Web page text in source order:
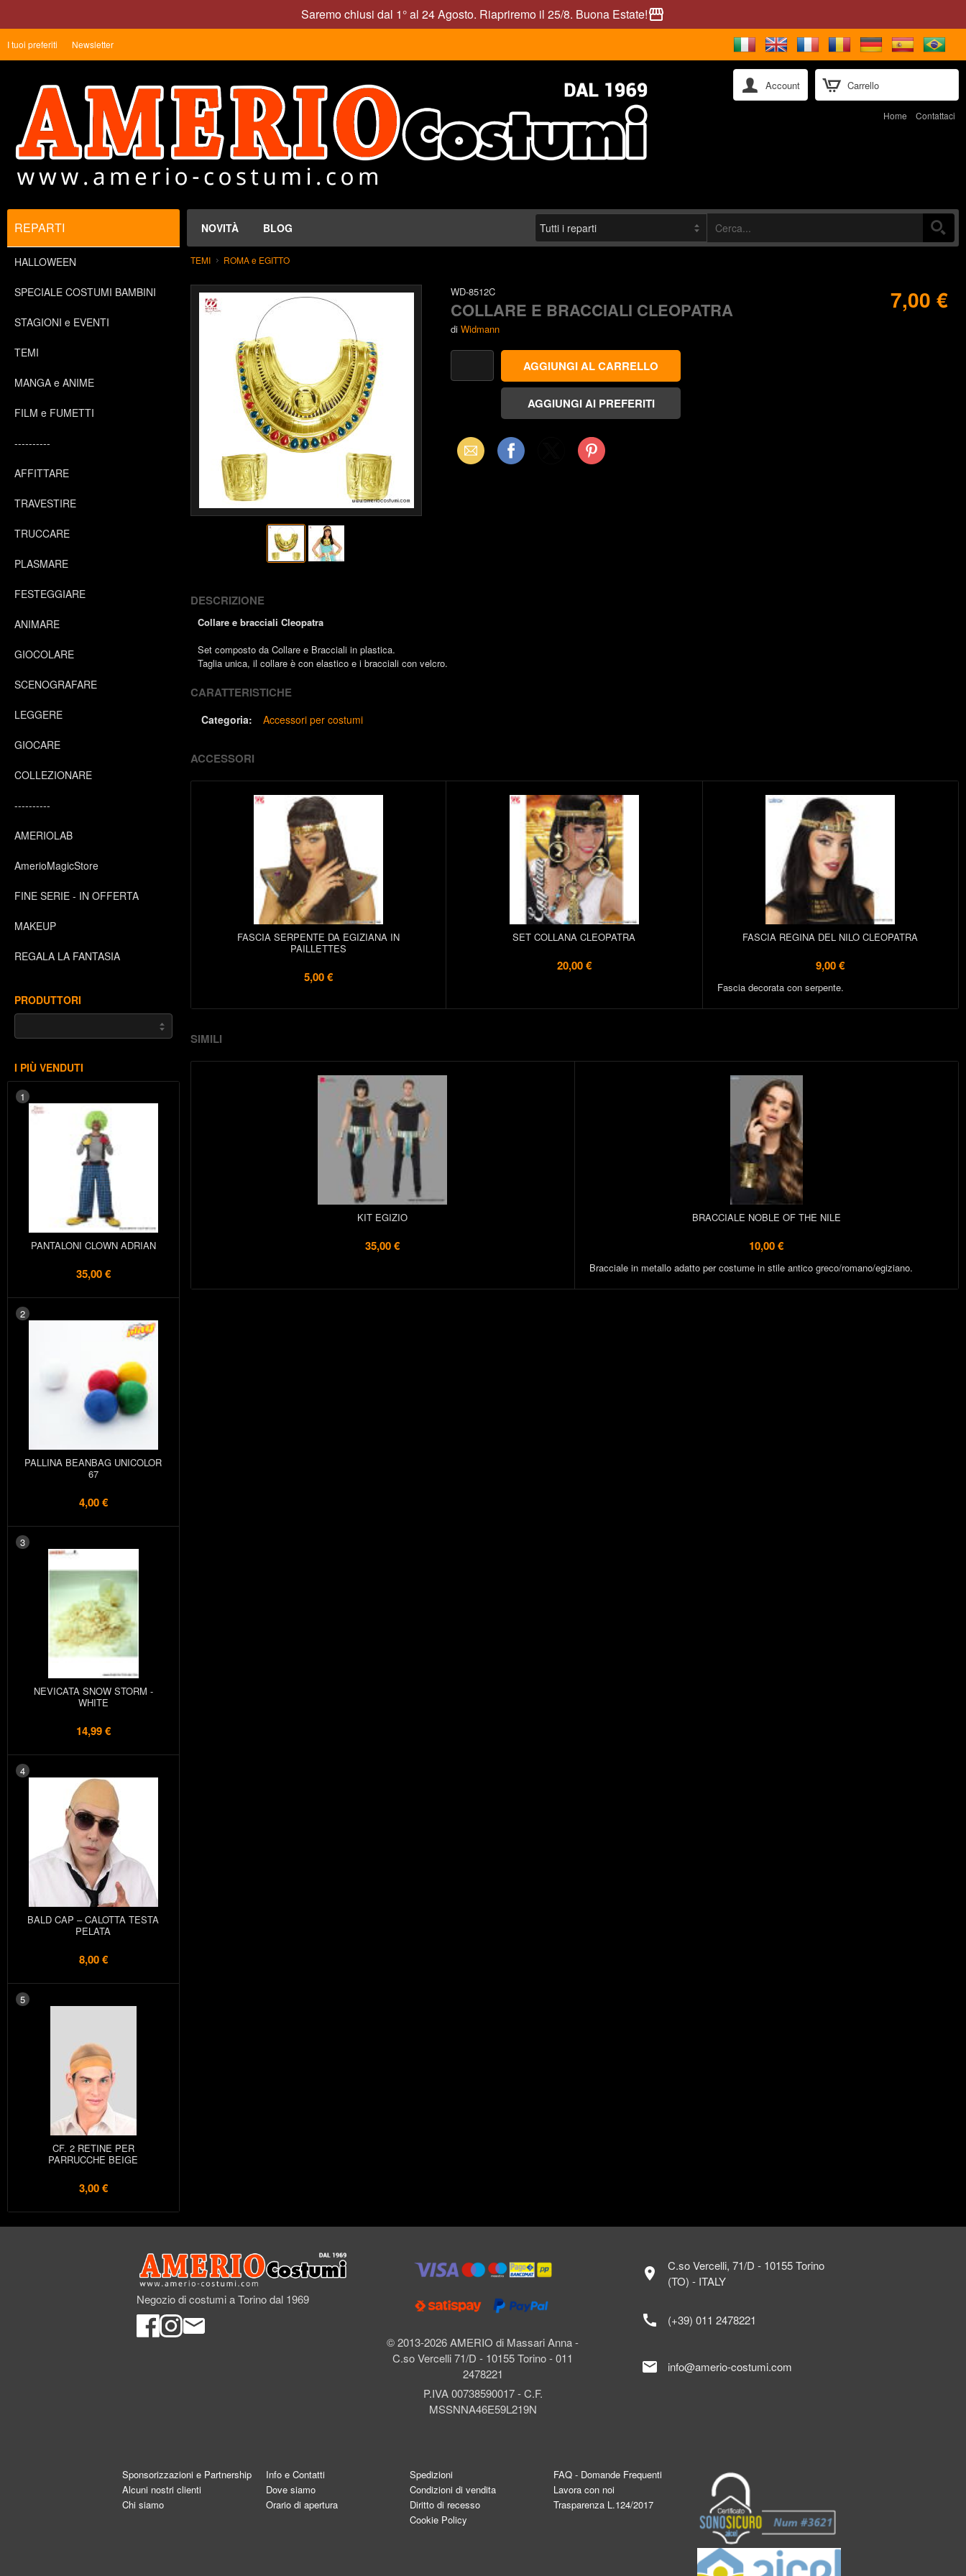
Saremo chiusi dal 1° al 24 Agosto. Riapriremo il 25/8. Buona Estate!storefront
Carrello
I tuoi preferiti Newsletter
Account
Home Contattaci
NOVITÀ BLOG
REPARTI
HALLOWEEN
SPECIALE COSTUMI BAMBINI
STAGIONI e EVENTI
TEMI
MANGA e ANIME
FILM e FUMETTI
----------
AFFITTARE
TRAVESTIRE
TRUCCARE
PLASMARE
FESTEGGIARE
ANIMARE
GIOCOLARE
SCENOGRAFARE
LEGGERE
GIOCARE
COLLEZIONARE
----------
AMERIOLAB
AmerioMagicStore
FINE SERIE - IN OFFERTA
MAKEUP
REGALA LA FANTASIA
PRODUTTORI
I PIÙ VENDUTI
1
PANTALONI CLOWN ADRIAN
35,00 €
2
PALLINA BEANBAG UNICOLOR
67
4,00 €
3
NEVICATA SNOW STORM -
WHITE
14,99 €
4
BALD CAP – CALOTTA TESTA
PELATA
8,00 €
5
CF. 2 RETINE PER
PARRUCCHE BEIGE
3,00 €
TEMI ROMA e EGITTO
WD-8512C
COLLARE E BRACCIALI CLEOPATRA
di Widmann
7,00 €
Email Facebook Pinterest
DESCRIZIONE
Collare e bracciali Cleopatra
Set composto da Collare e Bracciali in plastica.
Taglia unica, il collare è con elastico e i bracciali con velcro.
CARATTERISTICHE
Categoria: Accessori per costumi
ACCESSORI
FASCIA SERPENTE DA EGIZIANA IN
PAILLETTES
5,00 €
SET COLLANA CLEOPATRA
20,00 €
FASCIA REGINA DEL NILO CLEOPATRA
9,00 €
Fascia decorata con serpente.
SIMILI
KIT EGIZIO
35,00 €
BRACCIALE NOBLE OF THE NILE
10,00 €
Bracciale in metallo adatto per costume in stile antico greco/romano/egiziano.
Negozio di costumi a Torino dal 1969
© 2013-2026 AMERIO di Massari Anna -
C.so Vercelli 71/D - 10155 Torino - 011
2478221
P.IVA 00738590017 - C.F.
MSSNNA46E59L219N
location_on
C.so Vercelli, 71/D - 10155 Torino
(TO) - ITALY
call (+39) 011 2478221
mail info@amerio-costumi.com
Sponsorizzazioni e Partnership
Alcuni nostri clienti
Chi siamo
Info e Contatti
Dove siamo
Orario di apertura
Spedizioni
Condizioni di vendita
Diritto di recesso
Cookie Policy
FAQ - Domande Frequenti
Lavora con noi
Trasparenza L.124/2017